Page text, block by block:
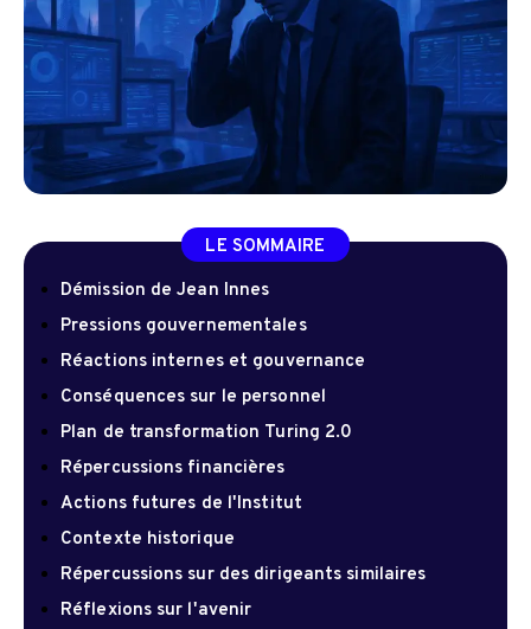
LE SOMMAIRE
Démission de Jean Innes
Pressions gouvernementales
Réactions internes et gouvernance
Conséquences sur le personnel
Plan de transformation Turing 2.0
Répercussions financières
Actions futures de l'Institut
Contexte historique
Répercussions sur des dirigeants similaires
Réflexions sur l'avenir